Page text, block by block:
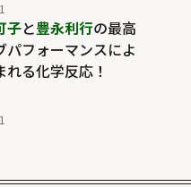
子と豊永利行の最高
パフォーマンスによ
れる化学反応！